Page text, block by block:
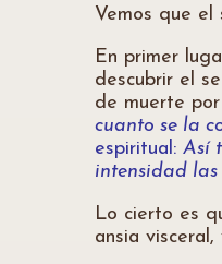
Vemos que el
En primer
descubrir el
de muerte
cuanto se la
espiritual: Así
intensidad
Lo cierto es
ansia